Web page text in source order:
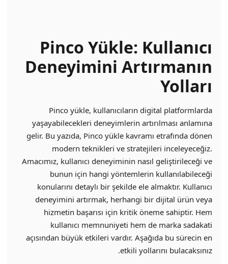
Pinco Yükle: Kullanıcı
Deneyimini Artırmanın
Yolları
Pinco yükle, kullanıcıların digital platformlarda
yaşayabilecekleri deneyimlerin artırılması anlamına
gelir. Bu yazıda, Pinco yükle kavramı etrafında dönen
modern teknikleri ve stratejileri inceleyeceğiz.
Amacımız, kullanıcı deneyiminin nasıl geliştirileceği ve
bunun için hangi yöntemlerin kullanılabileceği
konularını detaylı bir şekilde ele almaktır. Kullanıcı
deneyimini artırmak, herhangi bir dijital ürün veya
hizmetin başarısı için kritik öneme sahiptir. Hem
kullanıcı memnuniyeti hem de marka sadakati
açısından büyük etkileri vardır. Aşağıda bu sürecin en
etkili yollarını bulacaksınız.